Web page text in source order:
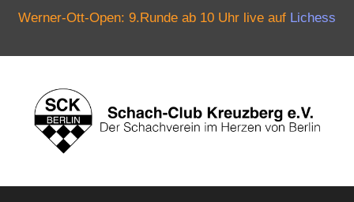
Werner-Ott-Open: 9.Runde ab 10 Uhr live auf Lichess
springen